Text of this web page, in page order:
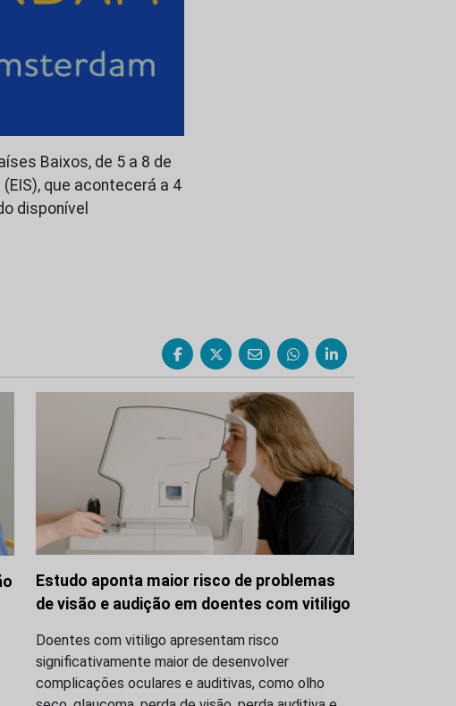
Baixos, de 5 a 8 de
que acontecerá a 4
disponível
Estudo aponta maior risco de problemas
de visão e audição em doentes com vitiligo
Doentes com vitiligo apresentam risco
significativamente maior de desenvolver
complicações oculares e auditivas, como olho